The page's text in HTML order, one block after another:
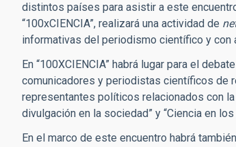
distintos países para asistir a este
“100xCIENCIA”, realizará una actividad de
informativas del periodismo científico y
En “100XCIENCIA” habrá lugar para el
comunicadores y periodistas científicos de
representantes políticos relacionados con la
divulgación en la sociedad” y “Ciencia en
En el marco de este encuentro habrá